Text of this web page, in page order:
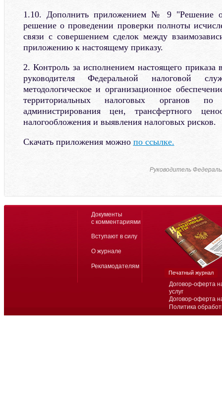
1.10. Дополнить приложением № 9 "Решение
решение о проведении проверки полноты
связи с совершением сделок между
приложению к настоящему приказу.
2. Контроль за исполнением настоящего приказа
руководителя Федеральной налоговой
методологическое и организационное
территориальных налоговых органов по
администрирования цен, трансфертного
налогообложения и выявления налоговых рисков.
Скачать приложения можно по ссылке.
Руководитель
Договор-оферта
услуг
Договор-оферта
Политика
Документы
с комментариями
Вступают в силу
О журнале
Рекламодателям
Печатный журнал